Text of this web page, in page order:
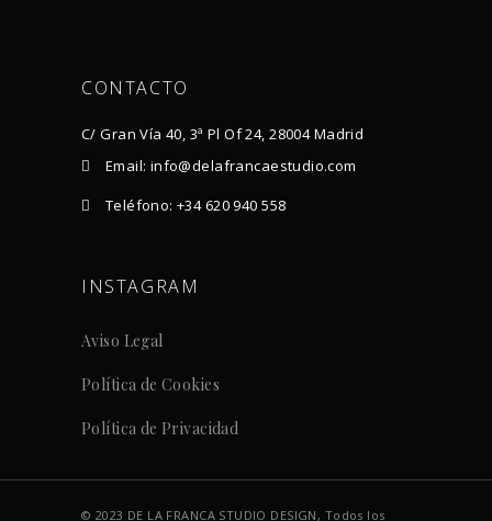
CONTACTO
C/ Gran Vía 40, 3ª Pl Of 24, 28004 Madrid
Email: info@delafrancaestudio.com
Teléfono: +34 620 940 558
INSTAGRAM
Aviso Legal
Política de Cookies
Política de Privacidad
© 2023 DE LA FRANCA STUDIO DESIGN, Todos los